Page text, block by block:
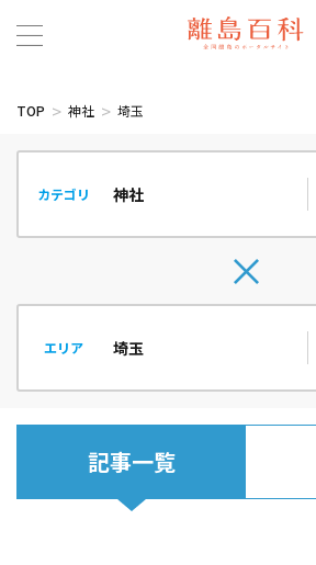
TOP 神社 埼玉
カテゴリ
エリア
記事一覧